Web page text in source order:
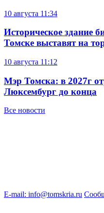
10 августа 11:34
Историческое здание
Томске выставят на
10 августа 11:12
Мэр Томска: в 2027г
Люксембург до конца
Все новости
E-mail: info@tomskria.ru